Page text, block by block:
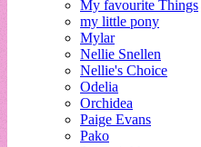
My favourite Things
my little pony
Mylar
Nellie Snellen
Nellie's Choice
Odelia
Orchidea
Paige Evans
Pako